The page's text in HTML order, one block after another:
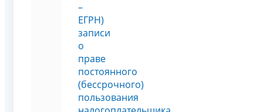
–
ЕГРН)
записи
о
праве
постоянного
(бессрочного)
пользования